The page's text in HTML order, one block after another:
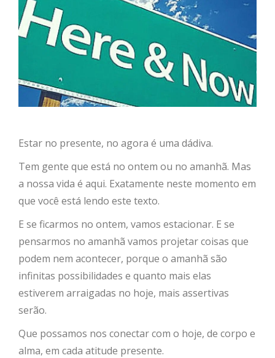
Estar no presente, no agora é uma dádiva.
Tem gente que está no ontem ou no amanhã. Mas
a nossa vida é aqui. Exatamente neste momento em
que você está lendo este texto.
E se ficarmos no ontem, vamos estacionar. E se
pensarmos no amanhã vamos projetar coisas que
podem nem acontecer, porque o amanhã são
infinitas possibilidades e quanto mais elas
estiverem arraigadas no hoje, mais assertivas
serão.
Que possamos nos conectar com o hoje, de corpo e
alma, em cada atitude presente.